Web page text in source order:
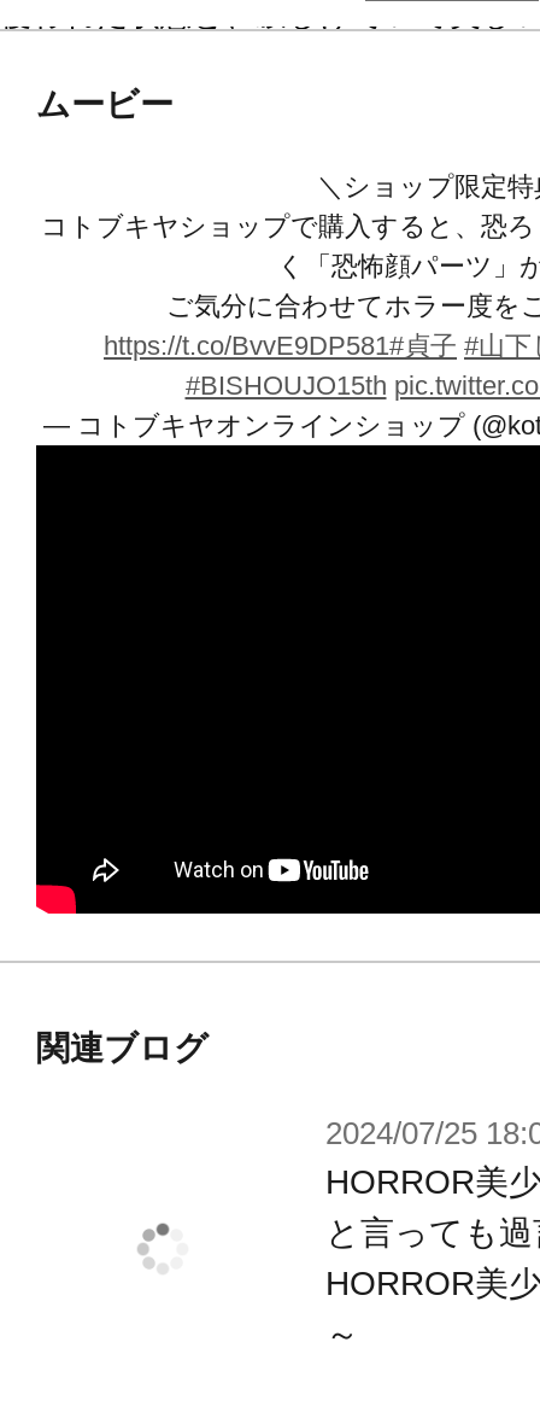
に合わせてホラー度をご調整くださ
ることで井戸の水に濡れた衣服の薄
る様を表現しています。
また、そのさきの手足の爪は井戸の
落ちており、まるで赤いマニキュア
うずたかく積み上げられたビデオテ
※画像は試作品のものです。実際の
ございます。
ムービー
＼ショップ限定特
コトブキヤショップで購入すると、恐
く「恐怖顔パーツ」
ご気分に合わせてホラー度を
https://t.co/BvvE9DP581#貞子 #山
#BISHOUJO15th
— コトブキヤオンラインショップ
関連ブログ
2024/07/25
HORROR美
と言っても
HORROR美
～